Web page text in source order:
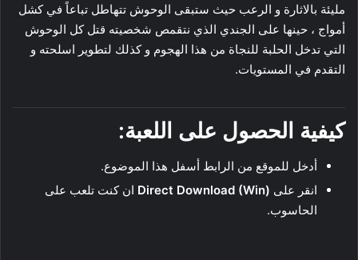
مليئة بالاثارة و الرعب حيث ستبقى الوحوش تتهاطل تباعاً في كشل
أمواج ، حينها على الجندي الذي نتقمص شخصيته قتل كل الوحوش
التي تدخل الحلبة للنجاة من هذا الهجوم و كذلك لتطوير اسلحته و
التقدم في المستويات.
كيفية الحصول على اللعبة:
أدخل للموقع من الرابط أسفل هذا الموضوع.
انقر على (Direct Download (Win
ان كنت تلعب على
الحاسوب.